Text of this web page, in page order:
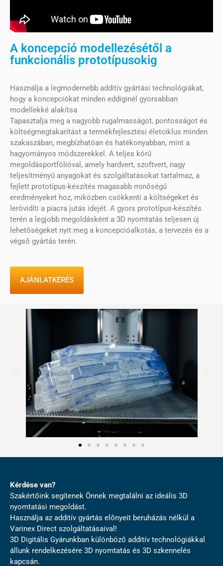
A koncepció modellezésétől a
funkcionális prototípusokig
Használja a legmodernebb additív gyártási technológiákat,
hogy a koncepciókat minden eddiginél gyorsabban
modellekké alakítsa
Tapasztalja meg a nagyobb rugalmasságot, pontosságot és
költségmegtakarítást a termékfejlesztési életciklus minden
szakaszában, megbízhatóan és hatékonyabban, mint a
hagyományos módszerekkel. A teljes körű
megoldásportfólióval, amely hardvert, szoftvert, nagy
teljesítményű anyagokat és szolgáltatásokat tartalmaz, a
fejlett prototípus-készítés magasabb minőségű
eredményeket hoz, miközben csökkenti a költségeket és
lerövidíti a piacra jutás idejét. A gyors prototípus-készítés
terén a legjobb megoldásként a 3D nyomtatás teljesen új
lehetőségeket nyit meg a koncepcióalkotás, a tervezés és a
végső gyártás terén.
AJÁNLATKÉRÉS
Kérdése van?
Szakértőink segítenek Önnek megtalálni az ideális 3D
nyomtatási megoldást.
Használja az additív gyártás előnyeit beruházás nélkül a
Varinex Direct szolgáltatásaival!
3D Digitális Gyárunkban különböző additív technológiákkal
állunk rendelkezésére 3D nyomtatás és 3D szkennelés
kapcsán.